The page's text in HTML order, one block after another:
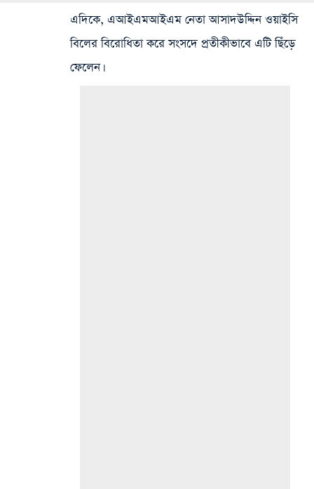
এদিকে, এআইএমআইএম নেতা আসাদউদ্দিন ওয়াইসি
বিলের বিরোধিতা করে সংসদে প্রতীকীভাবে এটি ছিঁড়ে
ফেলেন।